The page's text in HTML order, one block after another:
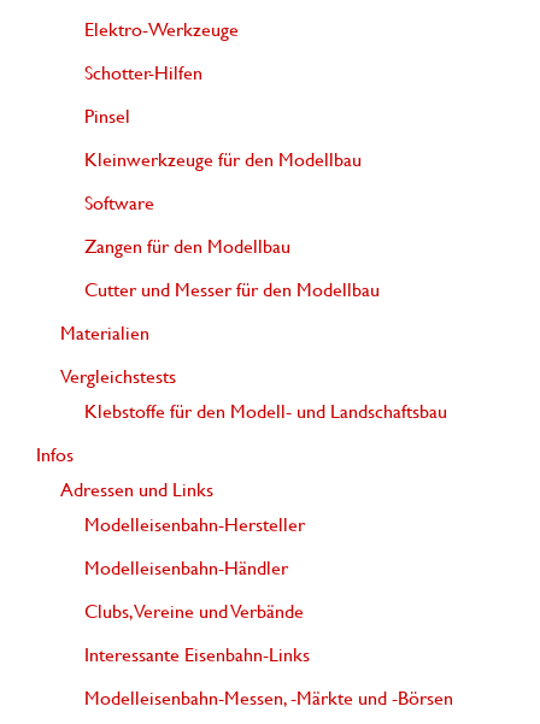
Elektro-Werkzeuge
Schotter-Hilfen
Pinsel
Kleinwerkzeuge für den Modellbau
Software
Zangen für den Modellbau
Cutter und Messer für den Modellbau
Materialien
Vergleichstests
Klebstoffe für den Modell- und Landschaftsbau
Infos
Adressen und Links
Modelleisenbahn-Hersteller
Modelleisenbahn-Händler
Clubs, Vereine und Verbände
Interessante Eisenbahn-Links
Modelleisenbahn-Messen, -Märkte und -Börsen